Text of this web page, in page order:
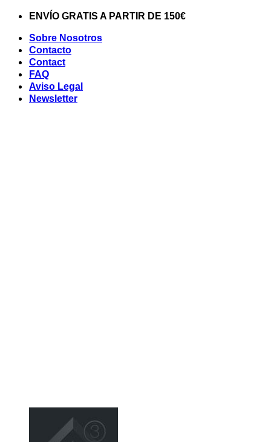
Saltar
contenido
ENVÍO GRATIS A PARTIR DE 150€
Sobre Nosotros
Contacto
Contact
FAQ
Aviso Legal
Newsletter